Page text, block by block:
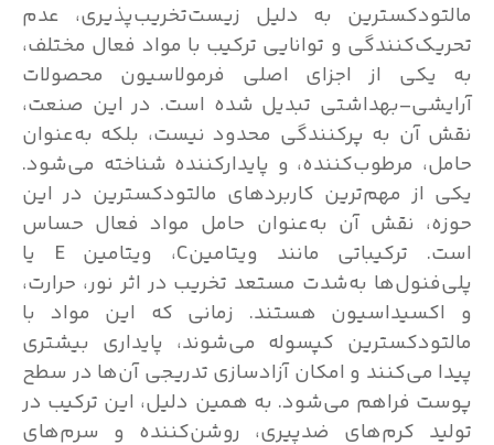
مالتودکسترین به دلیل زیست‌تخریب‌پذیری، عدم
تحریک‌کنندگی و توانایی ترکیب با مواد فعال مختلف،
به یکی از اجزای اصلی فرمولاسیون محصولات
آرایشی–بهداشتی تبدیل شده است. در این صنعت،
نقش آن به پرکنندگی محدود نیست، بلکه به‌عنوان
حامل، مرطوب‌کننده، و پایدارکننده شناخته می‌شود.
یکی از مهم‌ترین کاربردهای مالتودکسترین در این
حوزه، نقش آن به‌عنوان حامل مواد فعال حساس
است. ترکیباتی مانند ویتامینC، ویتامین E یا
پلی‌فنول‌ها به‌شدت مستعد تخریب در اثر نور، حرارت،
و اکسیداسیون هستند. زمانی که این مواد با
مالتودکسترین کپسوله می‌شوند، پایداری بیشتری
پیدا می‌کنند و امکان آزادسازی تدریجی آن‌ها در سطح
پوست فراهم می‌شود. به همین دلیل، این ترکیب در
تولید کرم‌های ضدپیری، روشن‌کننده و سرم‌های